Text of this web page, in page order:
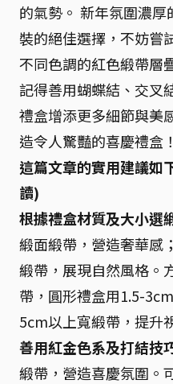
的氣勢。 新年氛圍濃
裝的絕佳選擇，不妨嘗
不同色調的紅色緞帶層
記得善用蝴蝶結、交叉
禮盒增添更多細節與美
造令人驚豔的喜慶禮盒！
這篇文章的實用建議如
讀)
根據禮盒材質及大小選
緞面緞帶，營造奢華感
緞帶，展現自然風格。
帶，圓形禮盒用1.5-
5cm以上寬緞帶，提升
善用紅金色系及打結技
緞帶，營造喜慶氛圍。